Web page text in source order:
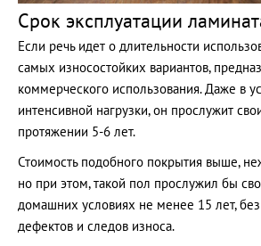
Срок эксплуатации
Если речь идет о длительности
самых износостойких вариантов,
коммерческого использования. Даже в
интенсивной нагрузки, он прослужит
протяжении 5-6 лет.
Стоимость подобного покрытия выше,
но при этом, такой пол прослужил бы
домашних условиях не менее 15 лет,
дефектов и следов износа.